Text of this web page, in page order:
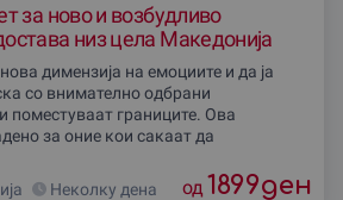
за ново и возбудливо
низ цела Македонија
димензија на емоциите и да ја
со внимателно одбрани
поместуваат границите. Ова
за оние кои сакаат да
Неколку дена од 1899ден